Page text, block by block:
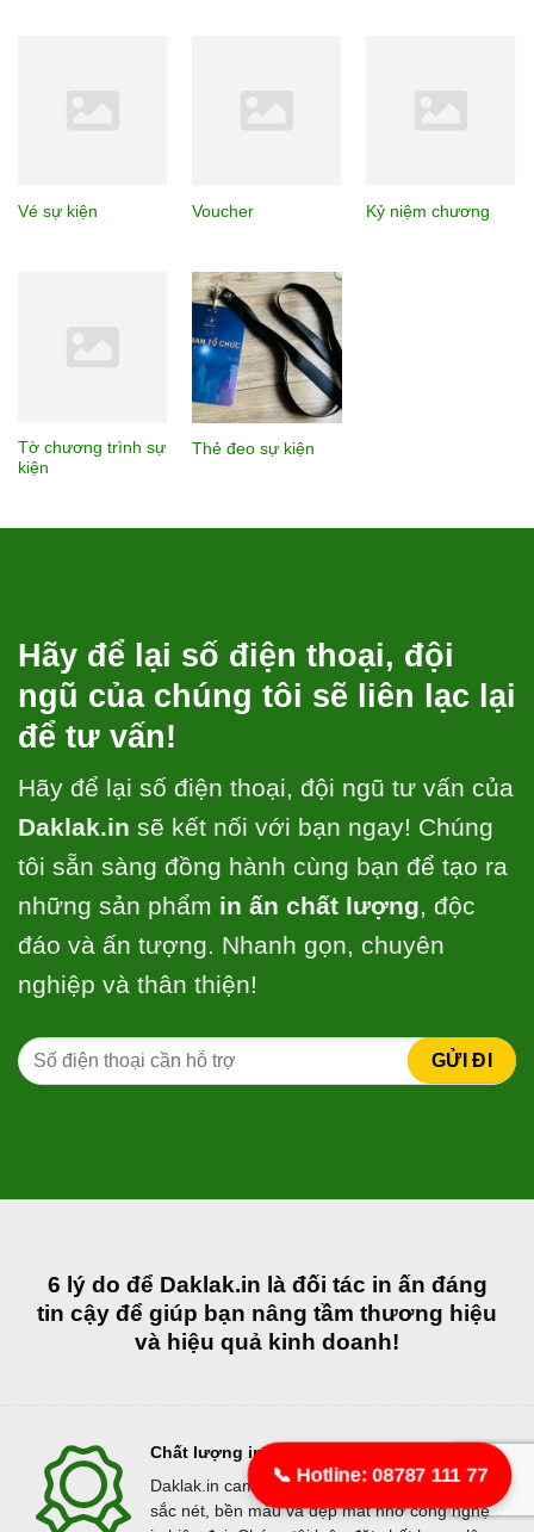
Vé sự kiện Voucher Kỷ niệm chương
Tờ chương trình sự
kiện
Thẻ đeo sự kiện
Hãy để lại số điện thoại, đội
ngũ của chúng tôi sẽ liên lạc lại
để tư vấn!
Hãy để lại số điện thoại, đội ngũ tư vấn của
Daklak.in sẽ kết nối với bạn ngay! Chúng
tôi sẵn sàng đồng hành cùng bạn để tạo ra
những sản phẩm in ấn chất lượng, độc
đáo và ấn tượng. Nhanh gọn, chuyên
nghiệp và thân thiện!
6 lý do để Daklak.in là đối tác in ấn đáng
tin cậy để giúp bạn nâng tầm thương hiệu
và hiệu quả kinh doanh!
Chất lượng in ấn vượt trội
Daklak.in cam kết mang đến sản phẩm in ấn
sắc nét, bền màu và đẹp mắt nhờ công nghệ
📞 Hotline: 08787 111 77